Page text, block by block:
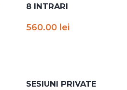
8 INTRARI
560.00 lei
SESIUNI PRIVATE